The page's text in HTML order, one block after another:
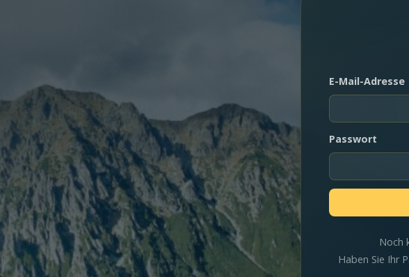
E-Mail-Adresse
Passwort
Noch
Haben Sie Ihr